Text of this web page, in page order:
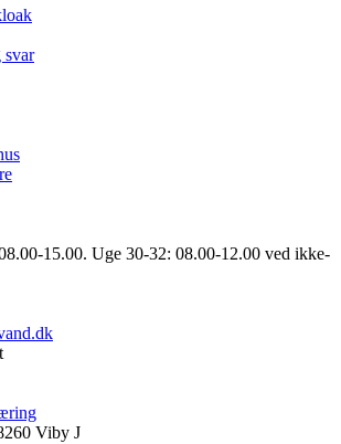
svar
15.00. Uge 30-32: 08.00-12.00 ved ikke-
Viby J